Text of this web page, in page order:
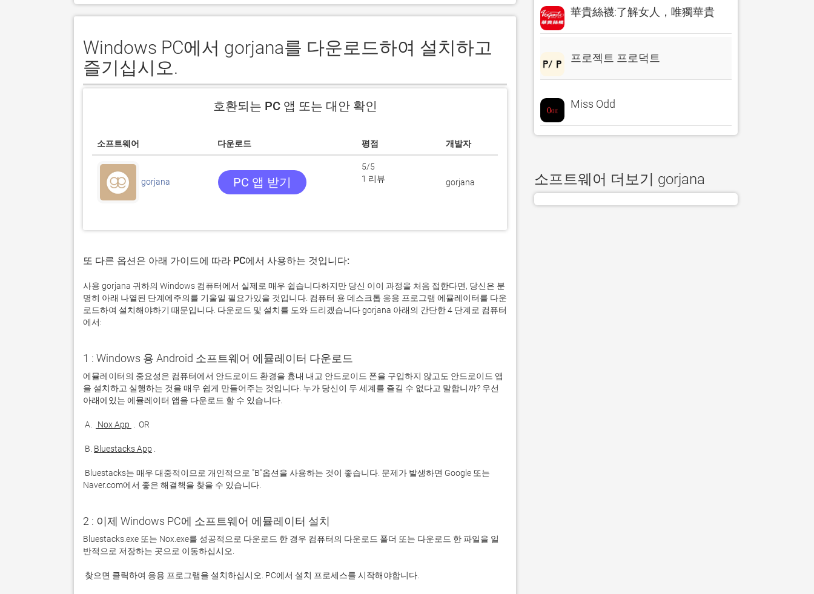
Windows PC에서 gorjana를 다운로드하여 설치하고
즐기십시오.
호환되는 PC 앱 또는 대안 확인
소프트웨어 다운로드 평점 개발자
gorjana PC 앱 받기
5/5
1 리뷰
gorjana
또 다른 옵션은 아래 가이드에 따라 PC에서 사용하는 것입니다:
사용 gorjana 귀하의 Windows 컴퓨터에서 실제로 매우 쉽습니다하지만 당신 이이 과정을 처음 접한다면, 당신은 분
명히 아래 나열된 단계에주의를 기울일 필요가있을 것입니다. 컴퓨터 용 데스크톱 응용 프로그램 에뮬레이터를 다운
로드하여 설치해야하기 때문입니다. 다운로드 및 설치를 도와 드리겠습니다 gorjana 아래의 간단한 4 단계로 컴퓨터
에서:
1 : Windows 용 Android 소프트웨어 에뮬레이터 다운로드
에뮬레이터의 중요성은 컴퓨터에서 안드로이드 환경을 흉내 내고 안드로이드 폰을 구입하지 않고도 안드로이드 앱
을 설치하고 실행하는 것을 매우 쉽게 만들어주는 것입니다. 누가 당신이 두 세계를 즐길 수 없다고 말합니까? 우선
A. Nox App
B. Bluestacks App
Naver.com에서 좋은 해결책을 찾을 수 있습니다.
2 : 이제 Windows PC에 소프트웨어 에뮬레이터 설치
Bluestacks.exe 또는 Nox.exe를 성공적으로 다운로드 한 경우 컴퓨터의 다운로드 폴더 또는 다운로드 한 파일을 일
華貴絲襪:了解女人，唯獨華貴
프로젝트 프로덕트
Miss Odd
소프트웨어 더보기 gorjana